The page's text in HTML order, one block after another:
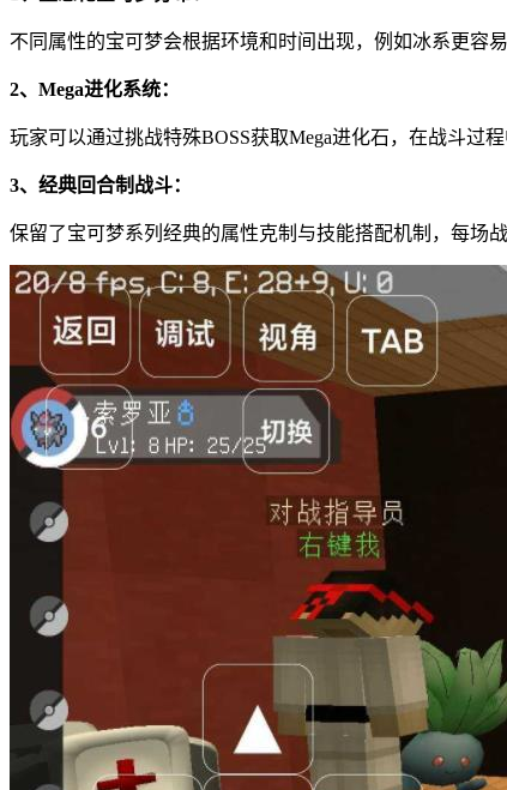
不同属性的宝可梦会根据环境和时间出现，例如冰系更容
2、Mega进化系统：
玩家可以通过挑战特殊BOSS获取Mega进化石，在战斗过
3、经典回合制战斗：
保留了宝可梦系列经典的属性克制与技能搭配机制，每场